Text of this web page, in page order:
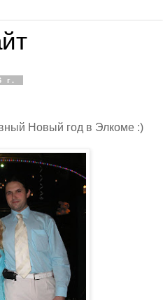
г.
Новый год в Элкоме :)